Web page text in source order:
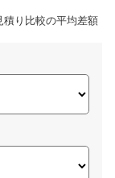
り比較の平均差額